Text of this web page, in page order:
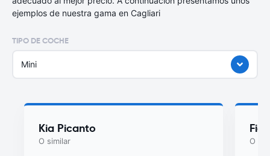
ejemplos de nuestra gama en Cagliari
TIPO DE COCHE
Mini
Kia Picanto
O similar O